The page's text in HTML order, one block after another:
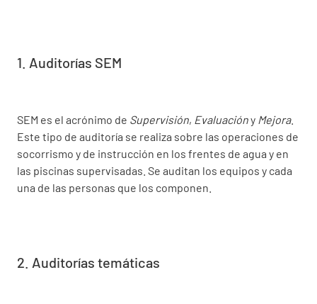
1. Auditorías SEM
SEM es el acrónimo de Supervisión, Evaluacióny Mejora.
Este tipo de auditoría se realiza sobre las operaciones de
socorrismo y de instrucción en los frentes de agua y en
las piscinas supervisadas. Se auditan los equipos y cada
una de las personas que los componen.
2. Auditorías temáticas